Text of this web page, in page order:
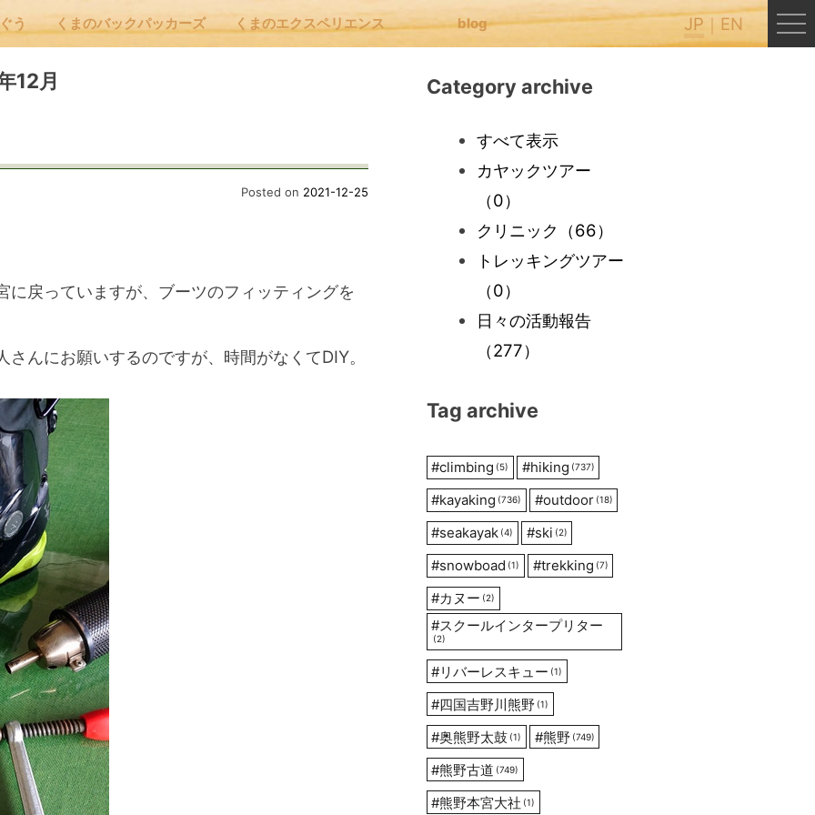
う くまのバックパッカーズ くまのエクスペリエンス blog JP EN
バックパッカーズ
エクスペリエンス
12月
Posted on 2021-12-25
に戻っていますが、ブーツのフィッティングを
んにお願いするのですが、時間がなくてDIY。
Category archive
すべて表示
カヤックツアー
（0）
クリニック
（66）
トレッキングツアー
（0）
日々の活動報告
（277）
Tag archive
#climbing (5) #hiking (737)
#kayaking (736) #outdoor (18)
#seakayak (4) #ski (2)
#snowboad (1) #trekking (7)
#カヌー (2)
#スクールインタープリター
(2)
#リバーレスキュー (1)
#四国吉野川熊野 (1)
#奥熊野太鼓 (1) #熊野 (749)
#熊野古道 (749)
#熊野本宮大社 (1)